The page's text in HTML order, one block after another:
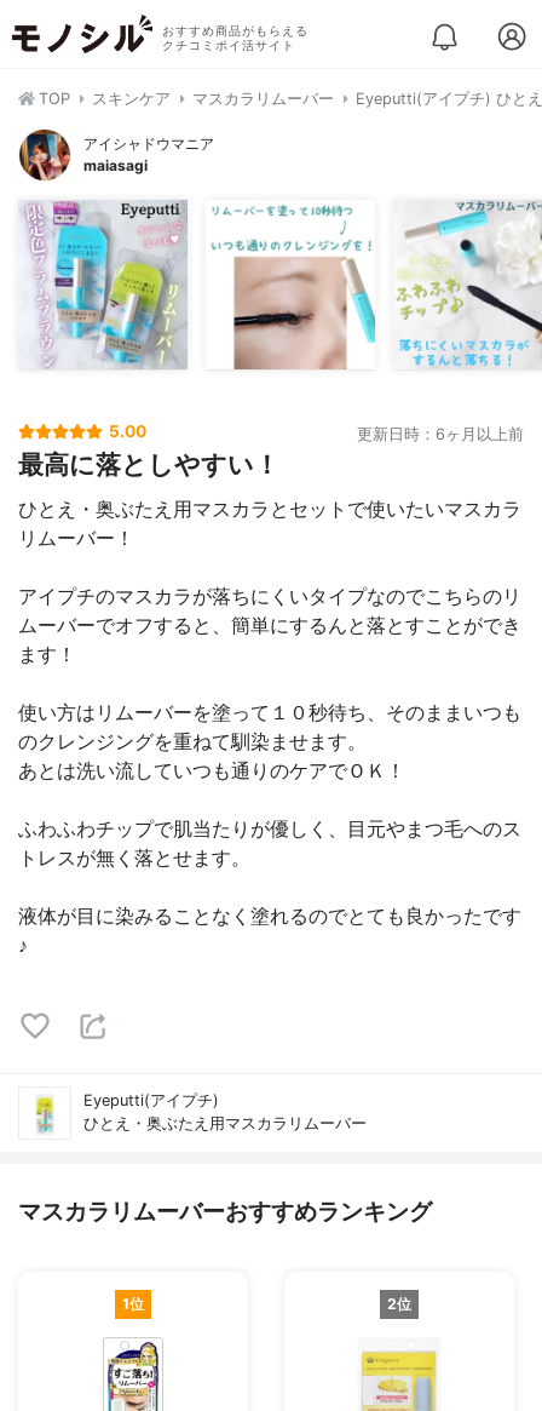
おすすめ商品がもらえる
クチコミポイ活サイト
TOP スキンケア マスカラリムーバー Eyeputti(アイプチ) ひと
アイシャドウマニア
maiasagi
5.00 更新日時：6ヶ月以上前
最高に落としやすい！
ひとえ・奥ぶたえ用マスカラとセットで使いたいマスカラ
リムーバー！
アイプチのマスカラが落ちにくいタイプなのでこちらのリ
ムーバーでオフすると、簡単にするんと落とすことができ
ます！
使い方はリムーバーを塗って１０秒待ち、そのままいつも
のクレンジングを重ねて馴染ませます。
あとは洗い流していつも通りのケアでＯＫ！
ふわふわチップで肌当たりが優しく、目元やまつ毛へのス
トレスが無く落とせます。
液体が目に染みることなく塗れるのでとても良かったです
♪
Eyeputti(アイプチ)
ひとえ・奥ぶたえ用マスカラリムーバー
マスカラリムーバーおすすめランキング
1位 2位